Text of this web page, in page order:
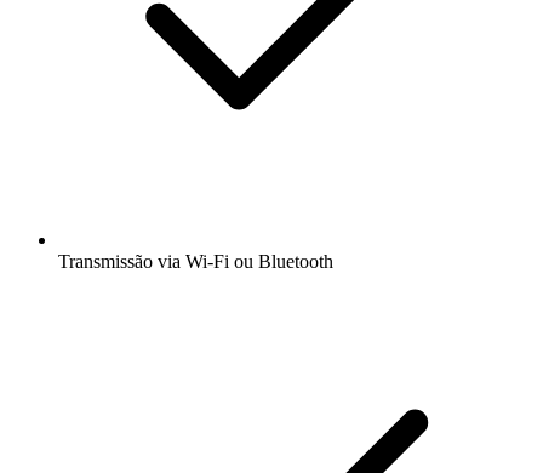
Transmissão via Wi-Fi ou Bluetooth